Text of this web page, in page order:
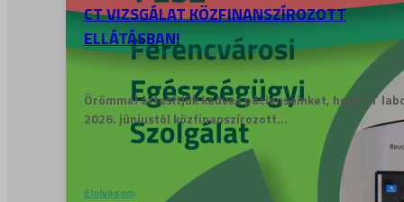
CT VIZSGÁLAT KÖZFINANSZÍROZOTT
ELLÁTÁSBAN!
Örömmel értesítjük kedves pácienseinket, hogy CT
2026. júniustól közfinanszírozott...
Elolvasom